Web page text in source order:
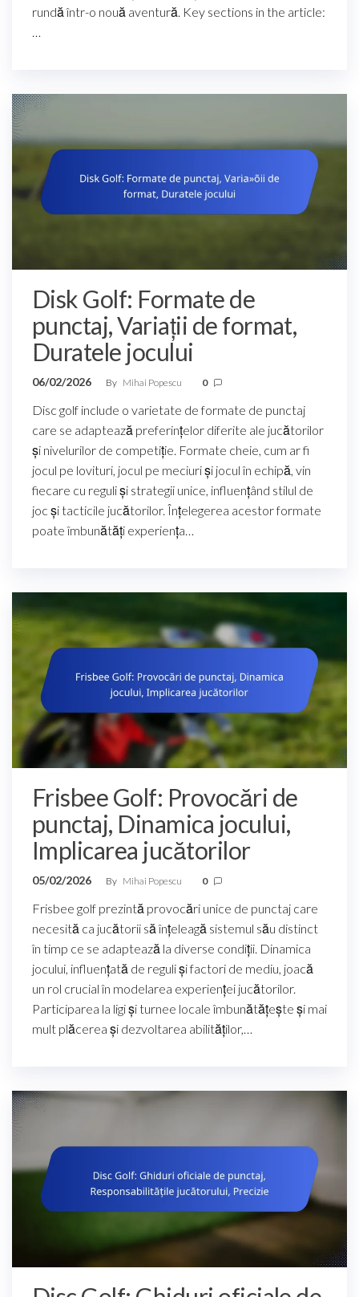
rundă într-o nouă aventură. Key sections in the article:
Disk Golf: Formate de
punctaj, Variații de format,
Duratele jocului
06/02/2026 By Mihai Popescu 0
Disc golf include o varietate de formate de punctaj
care se adaptează preferințelor diferite ale jucătorilor
și nivelurilor de competiție. Formate cheie, cum ar fi
jocul pe lovituri, jocul pe meciuri și jocul în echipă, vin
fiecare cu reguli și strategii unice, influențând stilul de
joc și tacticile jucătorilor. Înțelegerea acestor formate
poate îmbunătăți experiența…
Frisbee Golf: Provocări de
punctaj, Dinamica jocului,
Implicarea jucătorilor
05/02/2026 By Mihai Popescu 0
Frisbee golf prezintă provocări unice de punctaj care
necesită ca jucătorii să înțeleagă sistemul său distinct
în timp ce se adaptează la diverse condiții. Dinamica
jocului, influențată de reguli și factori de mediu, joacă
un rol crucial în modelarea experienței jucătorilor.
Participarea la ligi și turnee locale îmbunătățește și mai
mult plăcerea și dezvoltarea abilităților,…